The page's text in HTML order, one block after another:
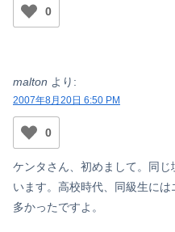
0
malton より:
2007年8月20日 6:50 PM
0
ケンタさん、初めまして。同
います。高校時代、同級生に
多かったですよ。